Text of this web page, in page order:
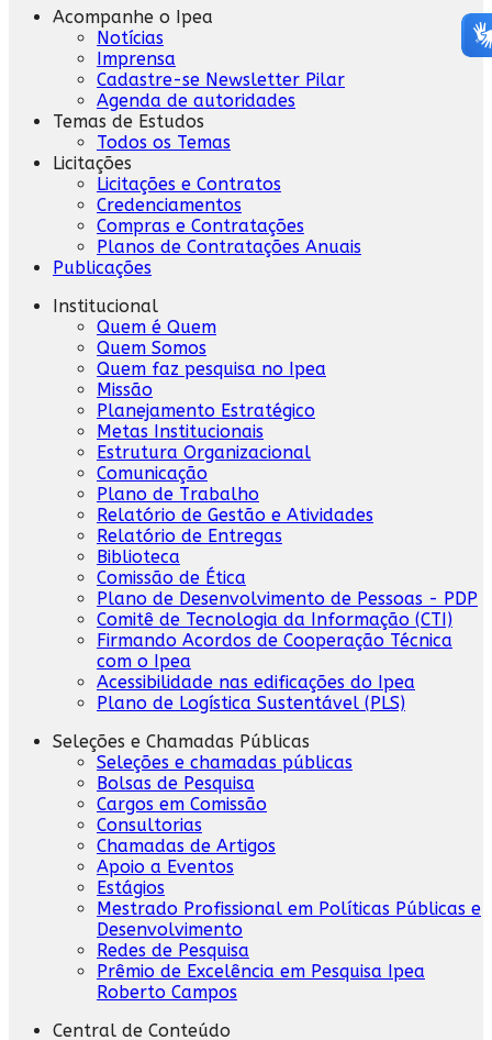
Acompanhe o Ipea
Notícias
Imprensa
Cadastre-se Newsletter Pilar
Agenda de autoridades
Temas de Estudos
Todos os Temas
Licitações
Licitações e Contratos
Credenciamentos
Compras e Contratações
Planos de Contratações Anuais
Publicações
Institucional
Quem é Quem
Quem Somos
Quem faz pesquisa no Ipea
Missão
Planejamento Estratégico
Metas Institucionais
Estrutura Organizacional
Comunicação
Plano de Trabalho
Relatório de Gestão e Atividades
Relatório de Entregas
Biblioteca
Comissão de Ética
Plano de Desenvolvimento de Pessoas - PDP
Comitê de Tecnologia da Informação (CTI)
Firmando Acordos de Cooperação Técnica
com o Ipea
Acessibilidade nas edificações do Ipea
Plano de Logística Sustentável (PLS)
Seleções e Chamadas Públicas
Seleções e chamadas públicas
Bolsas de Pesquisa
Cargos em Comissão
Consultorias
Chamadas de Artigos
Apoio a Eventos
Estágios
Mestrado Profissional em Políticas Públicas e
Desenvolvimento
Redes de Pesquisa
Prêmio de Excelência em Pesquisa Ipea
Roberto Campos
Central de Conteúdo